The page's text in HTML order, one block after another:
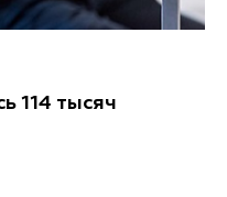
114 тысяч